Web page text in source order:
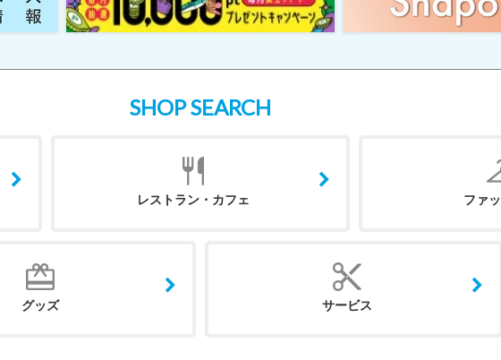
SHOP SEARCH
レストラン・カフェ ファ
グッズ サービス